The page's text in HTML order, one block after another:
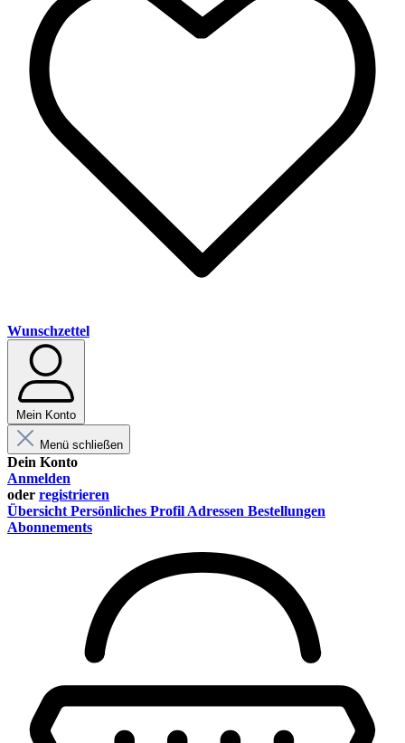
Wunschzettel
Mein Konto
Menü schließen
Dein Konto
Anmelden
oder registrieren
Übersicht Persönliches Profil Adressen Bestellungen
Abonnements